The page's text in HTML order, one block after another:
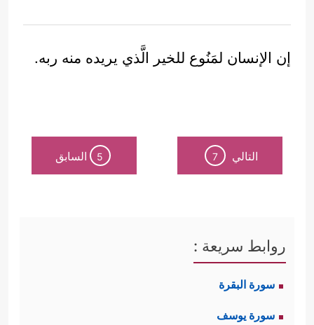
إن الإنسان لمَنُوع للخير الَّذي يريده منه ربه.
التالي 7
5 السابق
روابط سريعة :
سورة البقرة
سورة يوسف